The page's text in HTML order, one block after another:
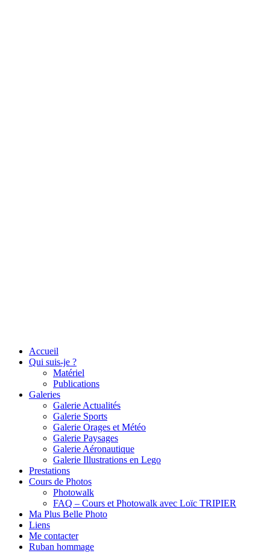
Accueil
Qui suis-je ?
Matériel
Publications
Galeries
Galerie Actualités
Galerie Sports
Galerie Orages et Météo
Galerie Paysages
Galerie Aéronautique
Galerie Illustrations en Lego
Prestations
Cours de Photos
Photowalk
FAQ – Cours et Photowalk avec Loïc TRIPIER
Ma Plus Belle Photo
Liens
Me contacter
Ruban hommage